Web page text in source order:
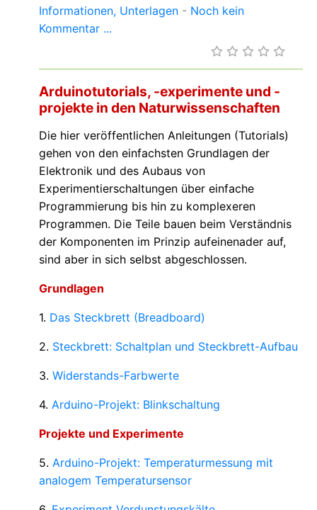
Informationen Unterlagen - Noch kein
Kommentar ...
Arduinotutorials, -experimente und -
projekte in den Naturwissenschaften
Die hier veröffentlichen Anleitungen (Tutorials)
gehen von den einfachsten Grundlagen der
Elektronik und des Aubaus von
Experimentierschaltungen über einfache
Programmierung bis hin zu komplexeren
Programmen. Die Teile bauen beim Verständnis
der Komponenten im Prinzip aufeinenader auf,
sind aber in sich selbst abgeschlossen.
Grundlagen
1. Das Steckbrett (Breadboard)
2. Steckbrett: Schaltplan und Steckbrett-Aufbau
3. Widerstands-Farbwerte
4. Arduino-Projekt: Blinkschaltung
Projekte und Experimente
5. Arduino-Projekt: Temperaturmessung mit
analogem Temperatursensor